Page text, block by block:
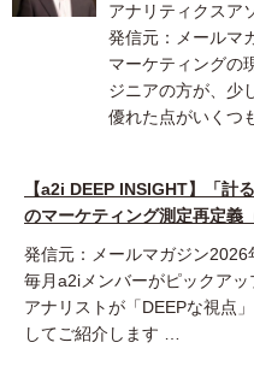
アナリティクスア
発信元：メールマ
マーケティングの
ジニアの方が、少
優れた点がいくつ
【a2i DEEP INSIGHT】「計
のマーケティング測定再定義
発信元：メールマガジン2026
毎月a2iメンバーがピックア
アナリストが「DEEPな視点
してご紹介します …